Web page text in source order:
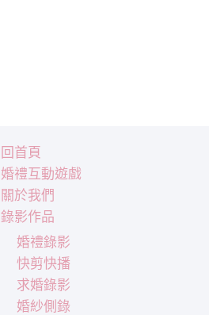
晚
宴-
Paul
&Vivian
回首頁
婚禮互動遊戲
關於我們
錄影作品
婚禮錄影
快剪快播
求婚錄影
婚紗側錄